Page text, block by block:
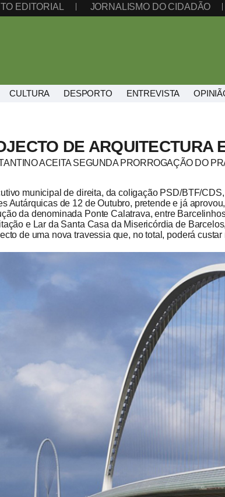
EDITORIAL JORNALISMO DO CIDADÃO
CULTURA DESPORTO ENTREVISTA
DE ARQUITECTURA
ACEITA SEGUNDA PRORROGAÇÃO DO
municipal de direita, da coligação PSD/BTF/
Autárquicas de 12 de Outubro, pretende e já
da denominada Ponte Calatrava, entre
e Lar da Santa Casa da Misericórdia de
de uma nova travessia que, no total, poderá